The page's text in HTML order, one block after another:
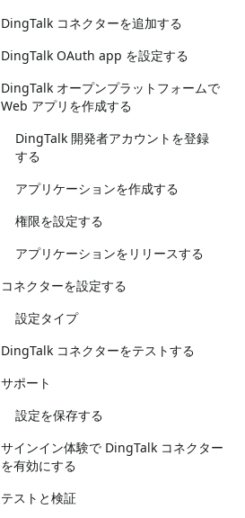
DingTalk コネクターを追加する
DingTalk OAuth app を設定する
DingTalk オープンプラットフォームで
Web アプリを作成する
DingTalk 開発者アカウントを登録
する
アプリケーションを作成する
権限を設定する
アプリケーションをリリースする
コネクターを設定する
設定タイプ
DingTalk コネクターをテストする
サポート
設定を保存する
サインイン体験で DingTalk コネクター
を有効にする
テストと検証